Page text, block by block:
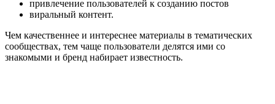
привлечение пользователей к созданию постов
виральный контент.
Чем качественнее и интереснее материалы в тематических
сообществах, тем чаще пользователи делятся ими со
знакомыми и бренд набирает известность.